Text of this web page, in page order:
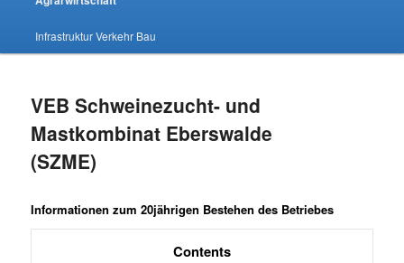
Infrastruktur Verkehr Bau
VEB Schweinezucht- und
Mastkombinat Eberswalde
(SZME)
Informationen zum 20jährigen Bestehen des Betriebes
Contents